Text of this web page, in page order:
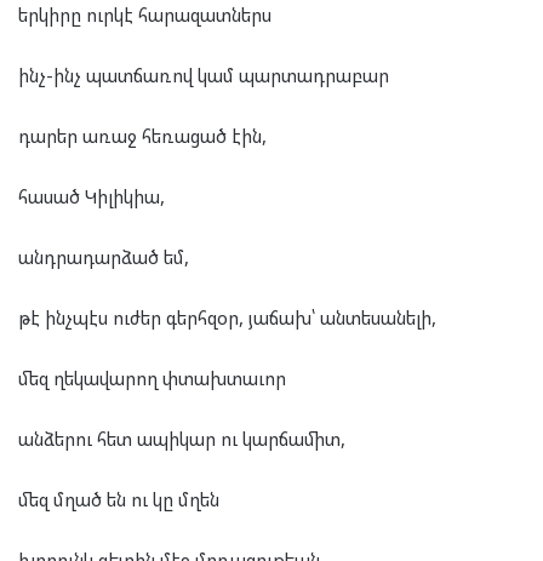
երկիրը ուրկէ հարազատներս
ինչ-ինչ պատճառով կամ պարտադրաբար
դարեր առաջ հեռացած էին,
հասած Կիլիկիա,
անդրադարձած եմ,
թէ ինչպէս ուժեր գերհզօր, յաճախ՝ անտեսանելի,
մեզ ղեկավարող փտախտաւոր
անձերու հետ ապիկար ու կարճամիտ,
մեզ մղած են ու կը մղեն